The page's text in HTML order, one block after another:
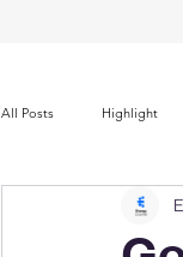
All Posts Highlight
Company Rankings